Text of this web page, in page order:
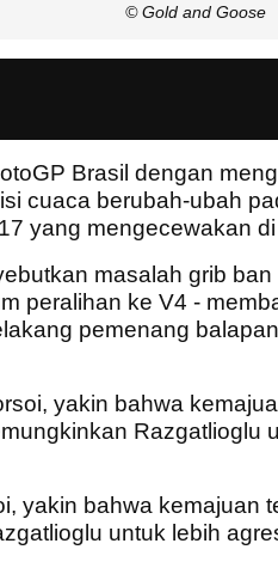
© Gold and Goose
Brasil dengan
cuaca berubah-ubah
yang mengecewakan
masalah grib
peralihan ke V4 -
pemenang
yakin bahwa
Razgatlioglu
yakin bahwa kemajuan
untuk lebih